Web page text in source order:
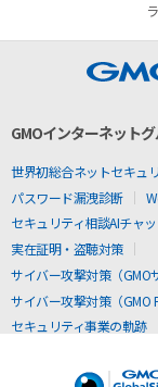
GMOインターネット
世界初総合ネットセキュ
パスワード漏洩診断
セキュリティ相談AIチャ
実在証明・盗聴対策
サイバー攻撃対策（GMO
サイバー攻撃対策（GMO
セキュリティ事業の軌跡